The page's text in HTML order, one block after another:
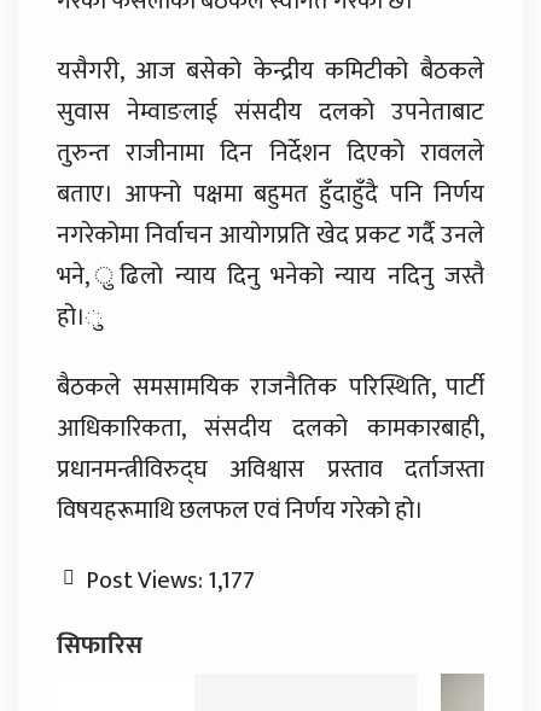
यसैगरी, आज बसेको केन्द्रीय कमिटीको बैठकले
सुवास नेम्वाङलाई संसदीय दलको उपनेताबाट
तुरुन्त राजीनामा दिन निर्देशन दिएको रावलले
बताए। आफ्नो पक्षमा बहुमत हुँदाहुँदै पनि निर्णय
नगरेकोमा निर्वाचन आयोगप्रति खेद प्रकट गर्दै उनले
भने, ुढिलो न्याय दिनु भनेको न्याय नदिनु जस्तै
हो।ु
बैठकले समसामयिक राजनैतिक परिस्थिति, पार्टी
आधिकारिकता, संसदीय दलको कामकारबाही,
प्रधानमन्त्रीविरुद्घ अविश्वास प्रस्ताव दर्ताजस्ता
विषयहरूमाथि छलफल एवं निर्णय गरेको हो।
Post Views:1,177
सिफारिस